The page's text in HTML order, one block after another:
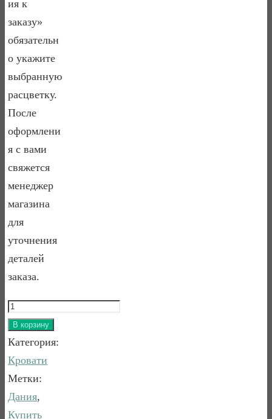
ия к
заказу»
обязательн
о укажите
выбранную
расцветку.
После
оформлени
я с вами
свяжется
менеджер
магазина
для
уточнения
деталей
заказа.
Количество
товара
Кровать
мягкая
Дания
4
В корзину
Категория:
Кровати
Метки:
Дания,
Купить